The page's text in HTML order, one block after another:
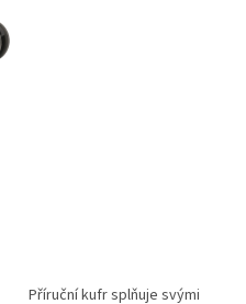
Příruční kufr splňuje svými